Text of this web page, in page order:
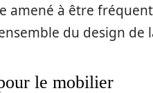
amené à être
du design
le mobilier